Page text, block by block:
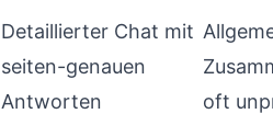
Detaillierter Chat mit
seiten-genauen
Antworten
oft